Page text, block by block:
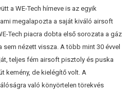
28 lövedék. Ez egy gázos
gázzal töltik meg. Elméletileg
egy töltéssel kilője. Tüzeléskor a
fémes kattanással, ami egy éles
imitálja. Az összes lövés leadása
rögzítve marad. A replika képes CO2
kategóriában vagy az alábbi
a WE-Tech hírneve is az egyik
megalapozta a saját kiváló airsoft
Tech piacra dobta első sorozata a gáz
nézett vissza. A több mint 30 évvel
teljes fém airsoft pisztoly és puska
kemény, de kielégítő volt. A
való könyörtelen törekvés